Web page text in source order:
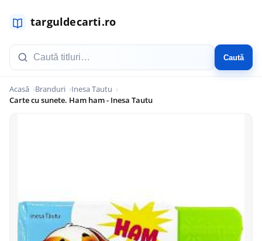
Caută
Acasă Branduri
Inesa Tautu
Carte cu sunete. Ham ham - Inesa Tautu